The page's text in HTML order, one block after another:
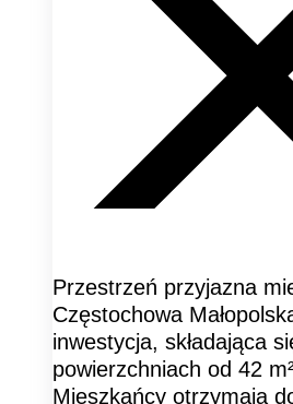
Przestrzeń przyjazna
Częstochowa
inwestycja, składająca
powierzchniach od 42
Mieszkańcy otrzymają